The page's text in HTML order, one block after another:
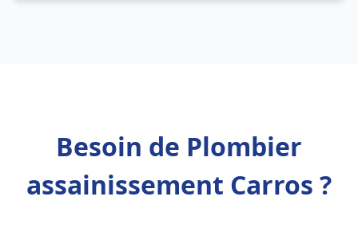
Besoin de Plombier
assainissement Carros ?